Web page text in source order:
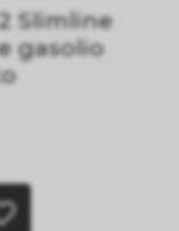
Slimline
gasolio